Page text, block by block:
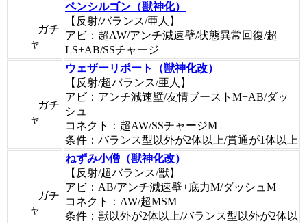
ガチ
ャ
ペンシルゴン（獣神化）
【反射/バランス/亜人】
アビ：超AW/アンチ減速壁/状態異常回復/超
LS+AB/SSチャージ
ガチ
ャ
ウェザーリポート（獣神化改）
【反射/超バランス/亜人】
アビ：アンチ減速壁/友情ブーストM+AB/ダッ
シュ
コネクト：超AW/SSチャージM
条件：バランス型以外が2体以上/貫通が1体以上
ガチ
ャ
ねずみ小僧（獣神化改）
【反射/超バランス/獣】
アビ：AB/アンチ減速壁+底力M/ダッシュM
コネクト：AW/超MSM
条件：獣以外が2体以上/バランス型以外が2体以